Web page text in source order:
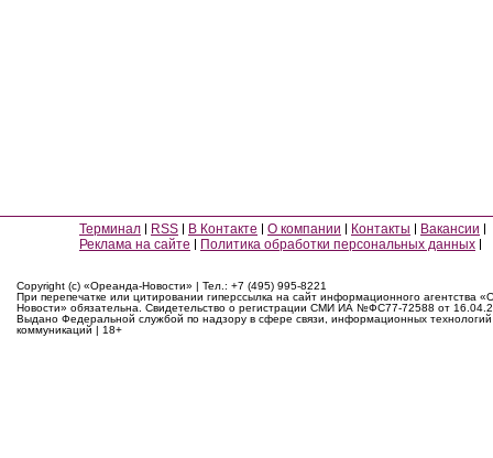
Терминал RSS В Контакте О компании Контакты
Вакансии
Реклама на сайте
Политика обработки персональных данных
Copyright (c) «Ореанда-Новости» | Тел.: +7 (495) 995-8221
При перепечатке или цитировании гиперссылка на сайт информационного агентства
Новости» обязательна. Свидетельство о регистрации СМИ ИА №ФС77-72588 от
Выдано Федеральной службой по надзору в сфере связи, информационных
коммуникаций | 18+